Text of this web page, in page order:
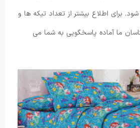
برای اطلاع بیشتر از تعداد تیکه ها و
ما آماده پاسخگویی به شما می